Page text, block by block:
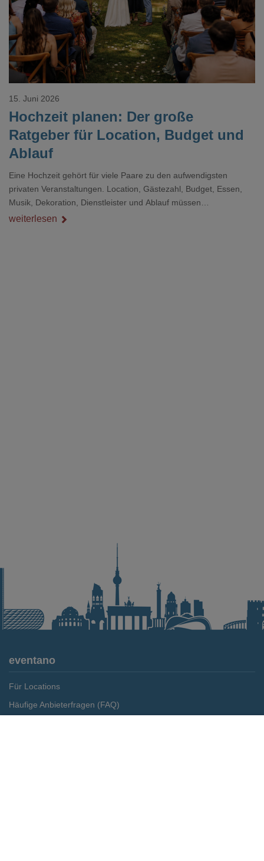
Hochzeit planen: Der große
Ratgeber für Location, Budget und
Ablauf
15. Juni 2026
Eine Hochzeit gehört für viele Paare zu den aufwendigsten
privaten Veranstaltungen. Location, Gästezahl, Budget, Essen,
Musik, Dekoration, Dienstleister und Ablauf müssen
zusammenpassen, damit der Tag gut organisiert ist und trotzdem
weiterlesen
eventano
Für Locations
Häufige Anbieterfragen (FAQ)